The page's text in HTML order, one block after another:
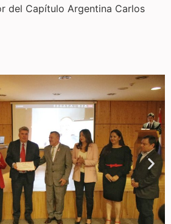
del Capítulo Argentina Carlos